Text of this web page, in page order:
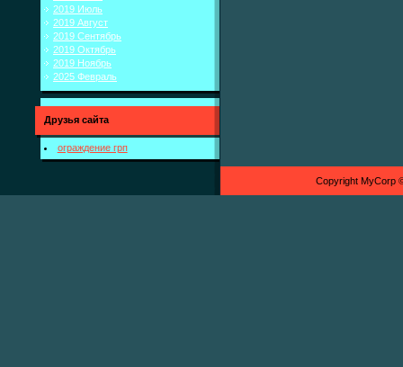
2019 Июль
2019 Август
2019 Сентябрь
2019 Октябрь
2019 Ноябрь
2025 Февраль
Друзья сайта
ограждение грп
Copyright MyCorp